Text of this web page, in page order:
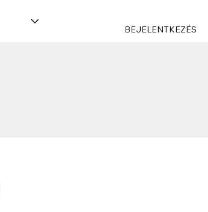
BEJELENTKEZÉS